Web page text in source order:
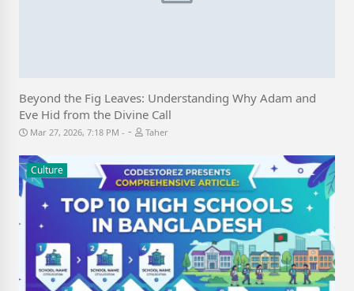
Beyond the Fig Leaves: Understanding Why Adam and
Eve Hid from the Divine Call
Mar 27, 2026, 7:18 PM - Taher
Culture